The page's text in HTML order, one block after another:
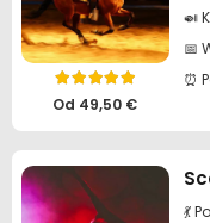
Oceniono 5.00
Od 49,50 €
🍛
📅
⏰
💃